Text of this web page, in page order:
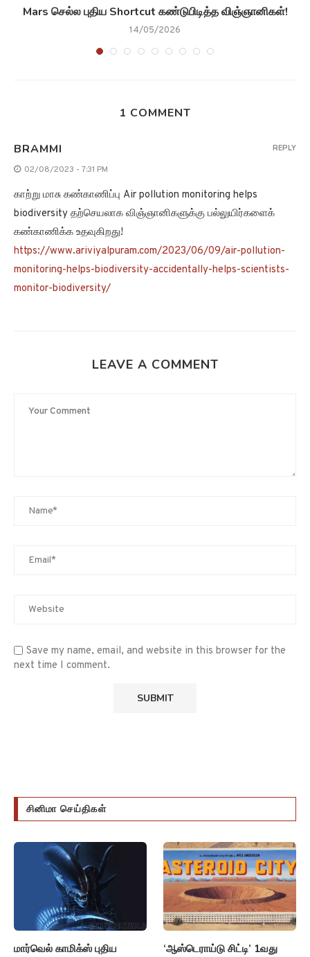
Mars செல்ல புதிய Shortcut கண்டுபிடித்த விஞ்ஞானிகள்!
14/05/2026
1 COMMENT
BRAMMI
02/08/2023 - 7:31 PM
காற்று மாசு கண்காணிப்பு Air pollution monitoring helps
biodiversity தற்செயலாக விஞ்ஞானிகளுக்கு பல்லுயிர்களைக்
கண்காணிக்க உதவுகிறது!
https://www.ariviyalpuram.com/2023/06/09/air-pollution-
monitoring-helps-biodiversity-accidentally-helps-scientists-
monitor-biodiversity/
REPLY
LEAVE A COMMENT
Save my name, email, and website in this browser for the
next time I comment.
சினிமா செய்திகள்
மார்வெல் காமிக்ஸ் புதிய
‘ஆஸ்டெராய்டு சிட்டி’ 1வது